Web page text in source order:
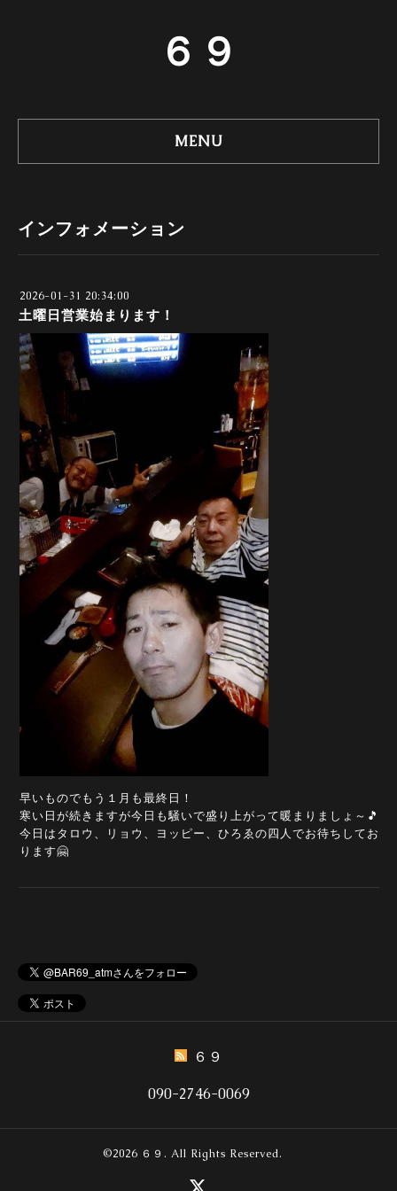
６９
MENU
インフォメーション
2026-01-31 20:34:00
土曜日営業始まります！
早いものでもう１月も最終日！
寒い日が続きますが今日も騒いで盛り上がって暖まりましょ～🎵
今日はタロウ、リョウ、ヨッピー、ひろゑの四人でお待ちしてお
ります🤗
６９
090-2746-0069
©2026 ６９ . All Rights Reserved.